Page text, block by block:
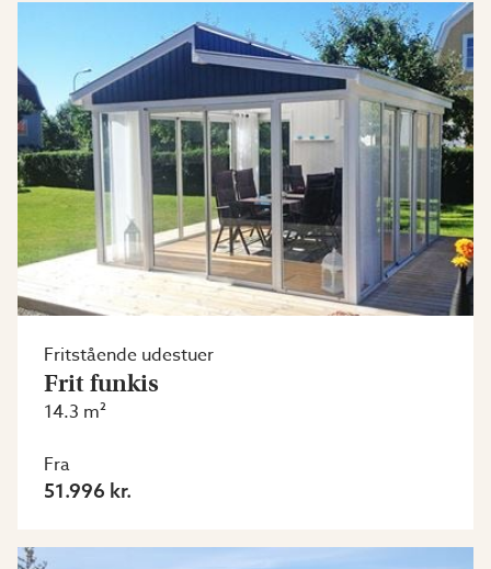
Fritstående udestuer
Frit funkis
14.3 m²
Fra
51.996 kr.